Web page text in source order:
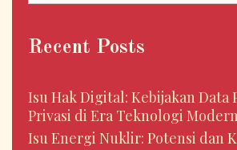
Recent Posts
Isu Hak Digital: Kebijakan Data
Privasi di Era Teknologi
Isu Energi Nuklir: Potensi dan